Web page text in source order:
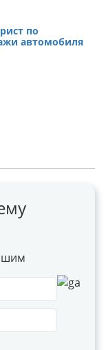
по
автомобиля